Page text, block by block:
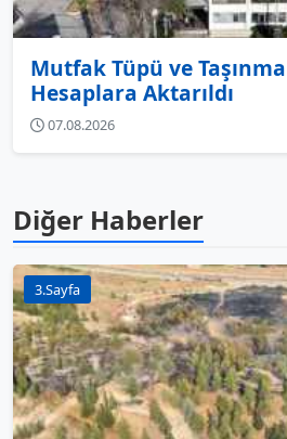
Mutfak Tüpü ve
Hesaplara Aktarıldı
07.08.2026
Diğer Haberler
3.Sayfa